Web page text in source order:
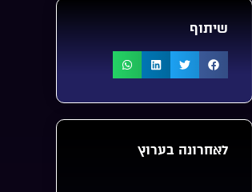
שיתוף
לאחרונה בערוץ